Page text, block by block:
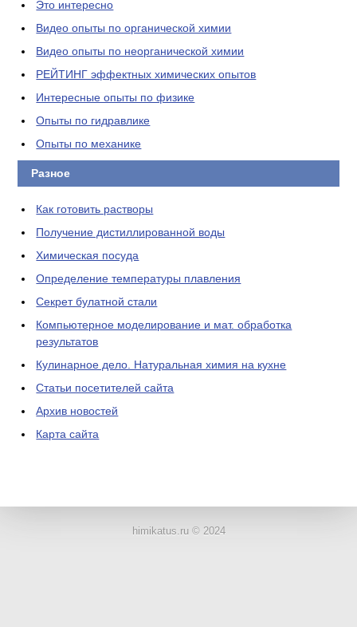
Это интересно
Видео опыты по органической химии
Видео опыты по неорганической химии
РЕЙТИНГ эффектных химических опытов
Интересные опыты по физике
Опыты по гидравлике
Опыты по механике
Разное
Как готовить растворы
Получение дистиллированной воды
Химическая посуда
Определение температуры плавления
Секрет булатной стали
Компьютерное моделирование и мат. обработка
результатов
Кулинарное дело. Натуральная химия на кухне
Статьи посетителей сайта
Архив новостей
Карта сайта
himikatus.ru © 2024